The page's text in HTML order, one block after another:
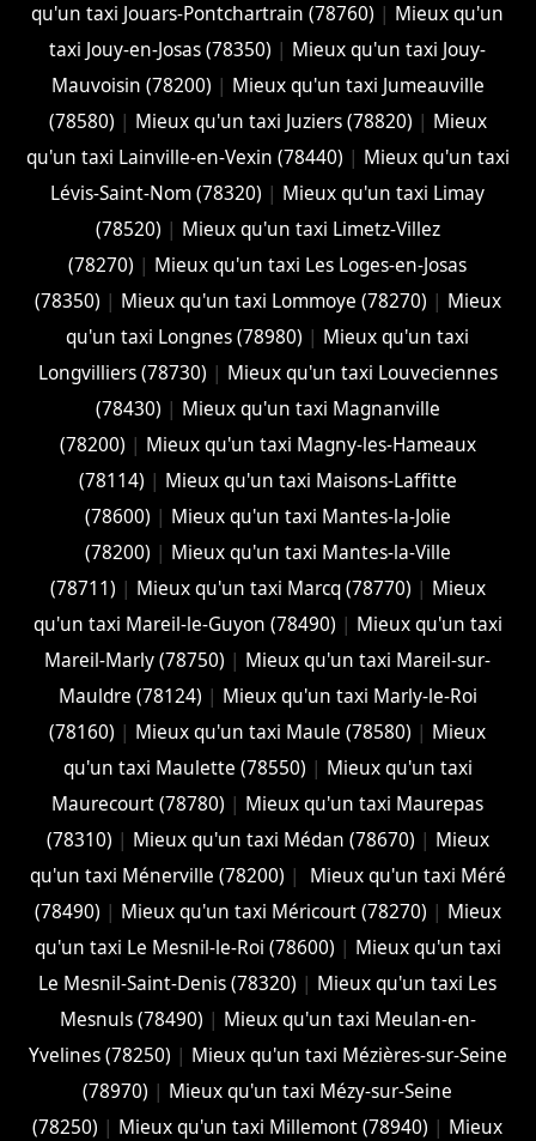
qu'un taxi Jouars-Pontchartrain (78760) | Mieux qu'un
taxi Jouy-en-Josas (78350) | Mieux qu'un taxi Jouy-
Mauvoisin (78200) | Mieux qu'un taxi Jumeauville
(78580) | Mieux qu'un taxi Juziers (78820) | Mieux
qu'un taxi Lainville-en-Vexin (78440) | Mieux qu'un taxi
Lévis-Saint-Nom (78320) | Mieux qu'un taxi Limay
(78520) | Mieux qu'un taxi Limetz-Villez
(78270) | Mieux qu'un taxi Les Loges-en-Josas
(78350) | Mieux qu'un taxi Lommoye (78270) | Mieux
qu'un taxi Longnes (78980) | Mieux qu'un taxi
Longvilliers (78730) | Mieux qu'un taxi Louveciennes
(78430) | Mieux qu'un taxi Magnanville
(78200) | Mieux qu'un taxi Magny-les-Hameaux
(78114) | Mieux qu'un taxi Maisons-Laffitte
(78600) | Mieux qu'un taxi Mantes-la-Jolie
(78200) | Mieux qu'un taxi Mantes-la-Ville
(78711) | Mieux qu'un taxi Marcq (78770) | Mieux
qu'un taxi Mareil-le-Guyon (78490) | Mieux qu'un taxi
Mareil-Marly (78750) | Mieux qu'un taxi Mareil-sur-
Mauldre (78124) | Mieux qu'un taxi Marly-le-Roi
(78160) | Mieux qu'un taxi Maule (78580) | Mieux
qu'un taxi Maulette (78550) | Mieux qu'un taxi
Maurecourt (78780) | Mieux qu'un taxi Maurepas
(78310) | Mieux qu'un taxi Médan (78670) | Mieux
qu'un taxi Ménerville (78200) |
Mieux qu'un taxi Méré
(78490) | Mieux qu'un taxi Méricourt (78270) | Mieux
qu'un taxi Le Mesnil-le-Roi (78600) | Mieux qu'un taxi
Le Mesnil-Saint-Denis (78320) | Mieux qu'un taxi Les
Mesnuls (78490) | Mieux qu'un taxi Meulan-en-
Yvelines (78250) | Mieux qu'un taxi Mézières-sur-Seine
(78970) | Mieux qu'un taxi Mézy-sur-Seine
(78250) | Mieux qu'un taxi Millemont (78940) | Mieux